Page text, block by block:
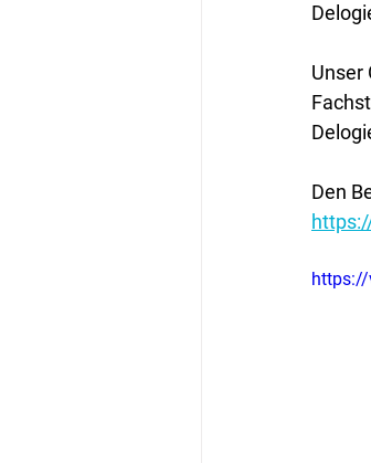
Unser
Den